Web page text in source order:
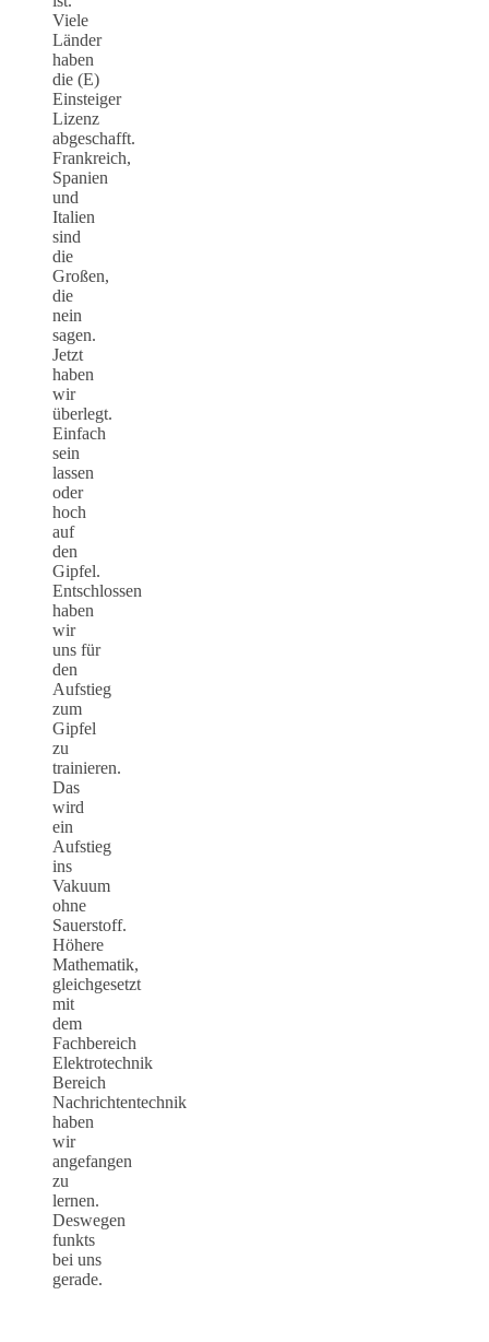
Viele
Länder
haben
die (E)
Einsteiger
Lizenz
abgeschafft.
Frankreich,
Spanien
und
Italien
sind
die
Großen,
die
nein
sagen.
Jetzt
haben
wir
überlegt.
Einfach
sein
lassen
oder
hoch
auf
den
Gipfel.
Entschlossen
haben
wir
uns für
den
Aufstieg
zum
Gipfel
zu
trainieren.
Das
wird
ein
Aufstieg
ins
Vakuum
ohne
Sauerstoff.
Höhere
Mathematik,
gleichgesetzt
mit
dem
Fachbereich
Elektrotechnik
Bereich
Nachrichtentechnik
haben
wir
angefangen
zu
lernen.
Deswegen
funkts
bei uns
gerade.